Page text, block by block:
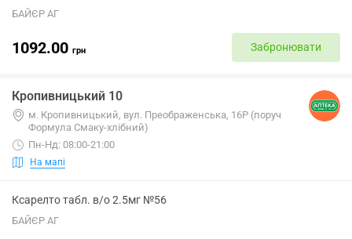
БАЙЄР АГ
1092.00 грн Забронювати
Кропивницький 10
м. Кропивницький, вул. Преображенська, 16Р (поруч
Формула Смаку-хлібний)
Пн-Нд: 08:00-21:00
На мапі
Ксарелто табл. в/о 2.5мг №56
БАЙЄР АГ